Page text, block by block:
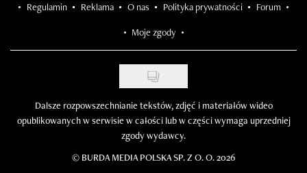
Regulamin Reklama O nas Polityka prywatności Forum
Moje zgody
Dalsze rozpowszechnianie tekstów, zdjęć i materiałów wideo
opublikowanych w serwisie w całości lub w części wymaga uprzedniej
zgody wydawcy.
© BURDA MEDIA POLSKA SP. Z O. O. 2026